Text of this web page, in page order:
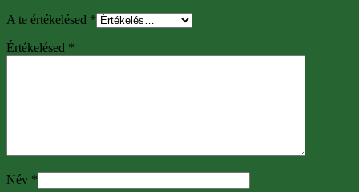
A te értékelésed *
Értékelésed *
Név *